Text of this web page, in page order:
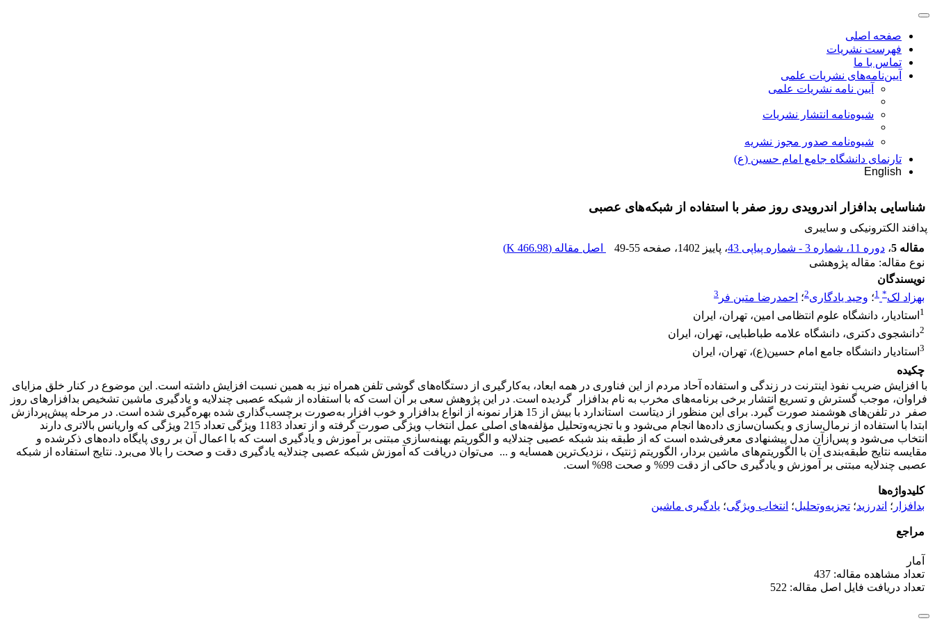
صفحه اصلی
فهرست نشریات
تماس با ما
آیین‌نامه‌های نشریات علمی
آیین نامه نشریات علمی
شیوه‌نامه انتشار نشریات
شیوهنامه صدور مجوز نشریه
تارنمای دانشگاه جامع امام حسین (ع)
English
شناسایی بدافزار اندرویدی روز صفر با استفاده از شبکه‌های عصبی
پدافند الکترونیکی و سایبری
مقاله 5
، دوره 11، شماره 3 - شماره پیاپی 43 ، پاییز 1402 ، صفحه 49-55 اصل مقاله (466.98 K
)
نوع مقاله: مقاله پژوهشی
نویسندگان
بهزاد لک*
1؛ وحید یادگاری2؛ احمدرضا متین فر 3
1 استادیار، دانشگاه علوم انتظامی امین، تهران، ایران
2دانشجوی دکتری، دانشگاه علامه طباطبایی، تهران، ایران
3 استادیار دانشگاه جامع امام حسین(ع)، تهران، ایران
چکیده
با افزایش ضریب نفوذ اینترنت در زندگی و استفاده آحاد مردم از این فناوری در همه ابعاد، به‌کارگیری از دستگاه‌های گوشی تلفن همراه نیز به همین نسبت افزایش داشته است. این موضوع در کنار خلق مزایای
فراوان، موجب گسترش و تسریع انتشار برخی برنامه‌های مخرب به نام بدافزار گردیده است. در این پژوهش سعی بر آن است که با استفاده از شبکه عصبی چندلایه و یادگیری ماشین تشخیص بدافزارهای روز
صفر در تلفن‌های هوشمند صورت گیرد. برای این منظور از دیتاست استاندارد با بیش از 15 هزار نمونه از انواع بدافزار و خوب افزار به‌صورت برچسب‌گذاری شده بهره‌گیری شده است. در مرحله پیش‌پردازش
ابتدا با استفاده از نرمال‌سازی و یکسان‌سازی داده‌ها انجام می‌شود و با تجزیه‌وتحلیل مؤلفه‌های اصلی عمل انتخاب ویژگی صورت گرفته و از تعداد 1183 ویژگی تعداد 215 ویژگی که واریانس بالاتری دارند
انتخاب می‌شود و پس‌ازآن مدل پیشنهادی معرفی‌شده است که از طبقه بند شبکه عصبی چندلایه و الگوریتم بهینه‌سازی مبتنی بر آموزش و یادگیری است که با اعمال آن بر روی پایگاه داده‌های ذکرشده و
مقایسه نتایج طبقه‌بندی آن با الگوریتم‌های ماشین بردار، الگوریتم ژنتیک ، نزدیک‌ترین همسایه و ... می‌توان دریافت که آموزش شبکه عصبی چندلایه یادگیری دقت و صحت را بالا می‌برد. نتایج استفاده از شبکه
عصبی چندلایه مبتنی بر آموزش و یادگیری حاکی از دقت 99% و صحت 98% است.
کلیدواژه‌ها
بدافزار ؛ اندرزید؛ تجزیه‌وتحلیل؛ انتخاب ویژگی؛ یادگیری ماشین
مراجع
آمار
تعداد مشاهده مقاله: 437
تعداد دریافت فایل اصل مقاله: 522